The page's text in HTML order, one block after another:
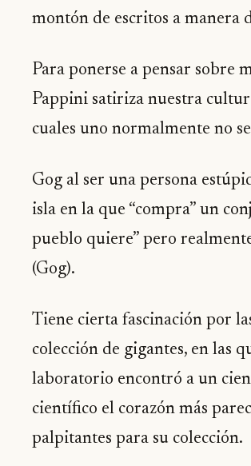
montón de escritos a manera
Para ponerse a pensar sobre
Pappini satiriza nuestra
cuales uno normalmente no
Gog al ser una persona
isla en la que “compra” un
pueblo quiere” pero
(Gog).
Tiene cierta fascinación por
colección de gigantes, en las
laboratorio encontró a un
científico el corazón más
palpitantes para su colección.